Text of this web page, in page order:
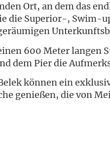
Ort, an dem das
die Superior-,
600 Meter langen
dem Pier die
können ein
genießen, die von